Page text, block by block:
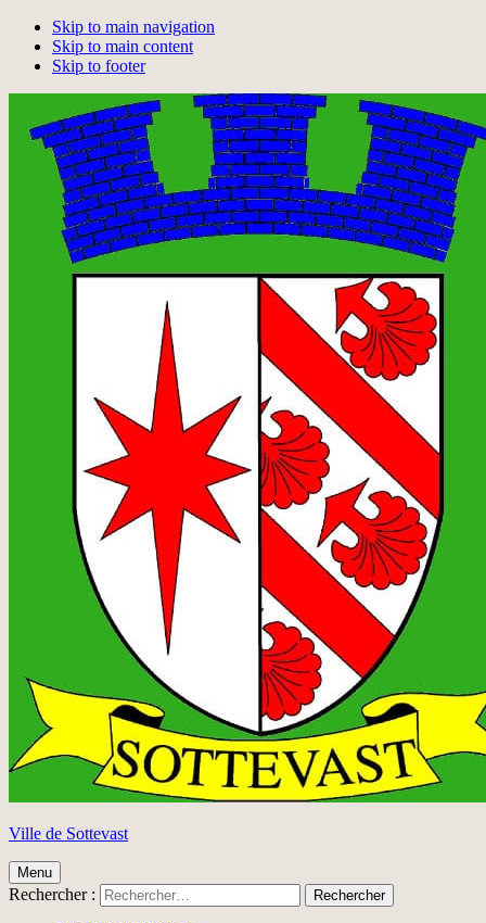
Skip to main navigation
Skip to main content
Skip to footer
Ville de Sottevast
Menu
Rechercher :